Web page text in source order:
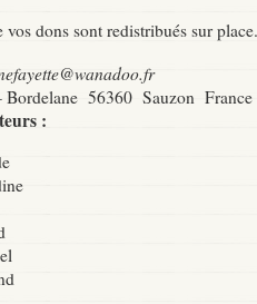
vos dons sont redistribués sur place.
Bordelane 56360 Sauzon France
: